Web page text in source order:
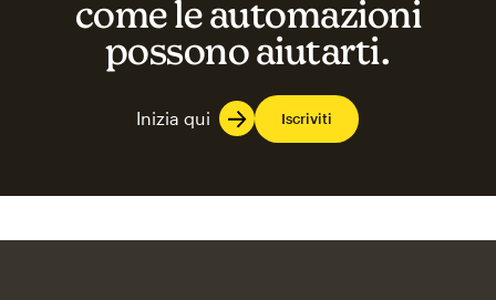
come le automazioni
possono aiutarti.
Inizia qui Iscriviti